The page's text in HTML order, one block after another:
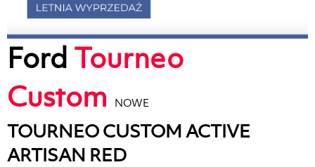
Ford Tourneo
Custom
NOWE
TOURNEO CUSTOM ACTIVE
ARTISAN RED